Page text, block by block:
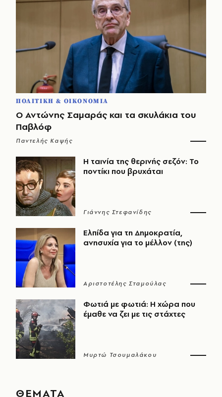
ΠΟΛΙΤΙΚΗ & ΟΙΚΟΝΟΜΙΑ
Ο Αντώνης Σαμαράς και τα σκυλάκια του
Παβλόφ
Παντελής Καψής
Η ταινία της θερινής σεζόν: Το
ποντίκι που βρυχάται
Γιάννης Στεφανίδης
Ελπίδα για τη Δημοκρατία,
ανησυχία για το μέλλον (της)
Αριστοτέλης Σταμούλας
Φωτιά με φωτιά: Η χώρα που
έμαθε να ζει με τις στάχτες
Μυρτώ Τσουμαλάκου
ΘΕΜΑΤΑ